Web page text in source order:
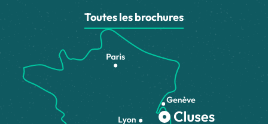
Toutes les brochures